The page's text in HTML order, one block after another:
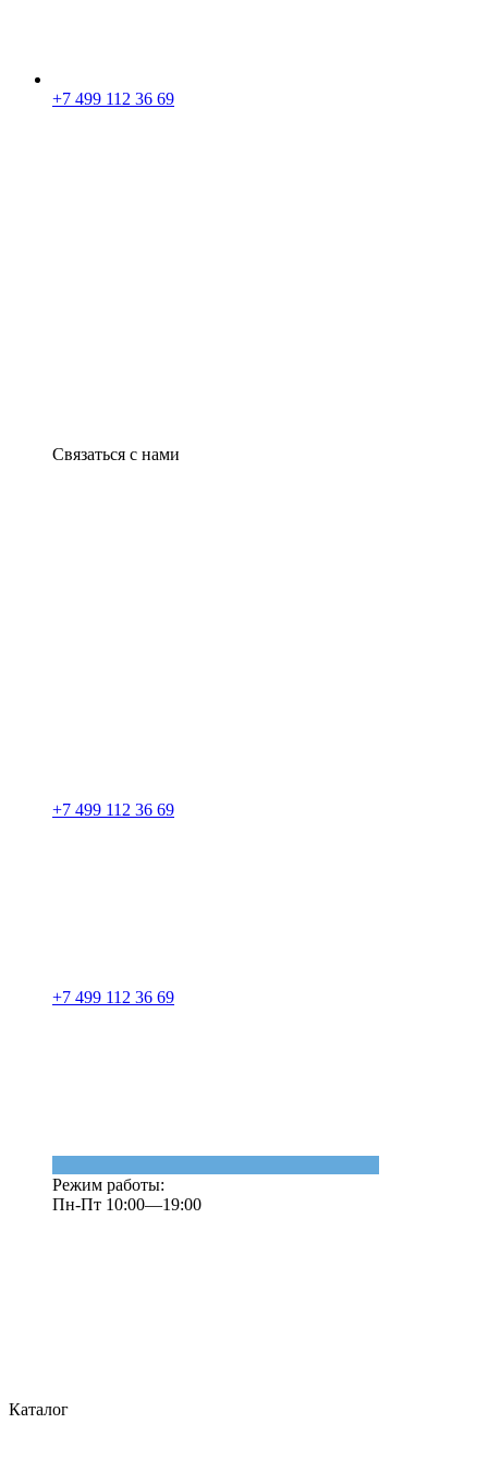
+7 499 112 36 69
Связаться с нами
+7 499 112 36 69
+7 499 112 36 69
Режим работы:
Пн-Пт 10:00—19:00
Каталог